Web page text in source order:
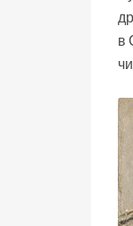
в